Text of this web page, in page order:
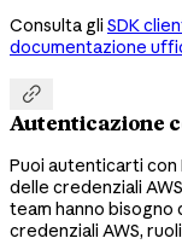
Consulta gli SDK
documentazione

Autenticazione
Puoi autenticarti
delle credenziali
team hanno
credenziali AWS,